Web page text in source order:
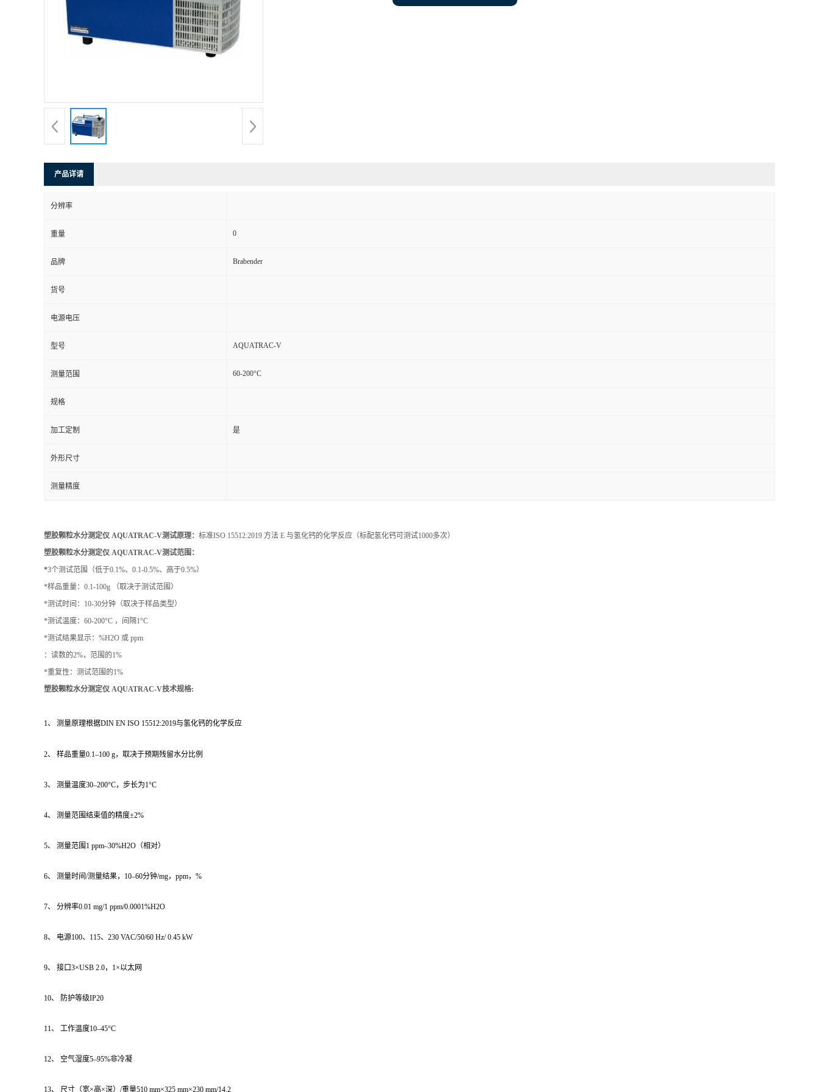
产品详请
分辨率
重量 0
品牌 Brabender
货号
电源电压
型号 AQUATRAC-V
测量范围 60-200°C
规格
加工定制 是
外形尺寸
测量精度
塑胶颗粒水分测定仪 AQUATRAC-V测试原理： 标准ISO 15512:2019 方法 E 与氢化钙的化学反应（标配氢化钙可测试1000多次）
塑胶颗粒水分测定仪 AQUATRAC-V测试范围：
*3个测试范围（低于0.1%、0.1-0.5%、高于0.5%）
*样品重量：0.1-100g （取决于测试范围）
*测试时间：10-30分钟（取决于样品类型）
*测试温度：60-200°C ，间隔1°C
*测试结果显示：%H2O 或 ppm
：读数的2%，范围的1%
*重复性：测试范围的1%
塑胶颗粒水分测定仪 AQUATRAC-V技术规格:
1、 测量原理根据DIN EN ISO 15512:2019与氢化钙的化学反应
2、 样品重量0.1–100 g，取决于预期残留水分比例
3、 测量温度30–200°C，步长为1°C
4、 测量范围结束值的精度±2%
5、 测量范围1 ppm–30%H2O（相对）
6、 测量时间/测量结果，10–60分钟/mg，ppm，%
7、 分辨率0.01 mg/1 ppm/0.0001%H2O
8、 电源100、115、230 VAC/50/60 Hz/ 0.45 kW
9、 接口3×USB 2.0，1×以太网
10、 防护等级IP20
11、 工作温度10–45°C
12、 空气湿度5–95%非冷凝
13、 尺寸（宽×高×深）/重量510 mm×325 mm×230 mm/14.2